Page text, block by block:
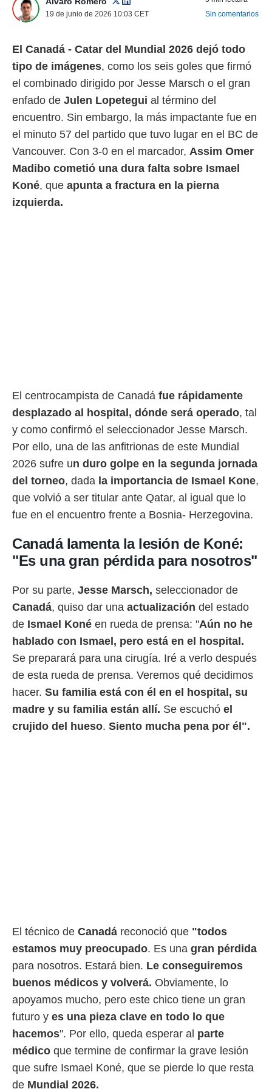
más
y
de
para
ni para
o
no
acceder a
abono
únicos
este sitio
IP
posible
de
un
o acceder
datos
perfiles
19 de junio de 2026 10:03 CET
Sin comentarios
El Canadá - Catar del Mundial 2026 dejó todo
tipo de imágenes, como los seis goles que firmó
el combinado dirigido por Jesse Marsch o el gran
enfado de Julen Lopetegui al término del
encuentro. Sin embargo, la más impactante fue en
el minuto 57 del partido que tuvo lugar en el BC de
Vancouver. Con 3-0 en el marcador, Assim Omer
Madibo cometió una dura falta sobre Ismael
Koné, que apunta a fractura en la pierna
izquierda.
El centrocampista de Canadá fue rápidamente
desplazado al hospital, dónde será operado, tal
y como confirmó el seleccionador Jesse Marsch.
Por ello, una de las anfitrionas de este Mundial
2026 sufre un duro golpe en la segunda jornada
del torneo, dada la importancia de Ismael Kone,
que volvió a ser titular ante Qatar, al igual que lo
fue en el encuentro frente a Bosnia- Herzegovina.
Canadá lamenta la lesión de Koné:
"Es una gran pérdida para nosotros"
Por su parte, Jesse Marsch, seleccionador de
Canadá, quiso dar una actualización del estado
de Ismael Koné en rueda de prensa: "Aún no he
hablado con Ismael, pero está en el hospital.
Se preparará para una cirugía. Iré a verlo después
de esta rueda de prensa. Veremos qué decidimos
hacer. Su familia está con él en el hospital, su
madre y su familia están allí. Se escuchó el
crujido del hueso. Siento mucha pena por él".
El técnico de Canadá reconoció que "todos
estamos muy preocupado. Es una gran pérdida
para nosotros. Estará bien. Le conseguiremos
buenos médicos y volverá. Obviamente, lo
apoyamos mucho, pero este chico tiene un gran
futuro y es una pieza clave en todo lo que
hacemos". Por ello, queda esperar al parte
médico que termine de confirmar la grave lesión
que sufre Ismael Koné, que se pierde lo que resta
de Mundial 2026.